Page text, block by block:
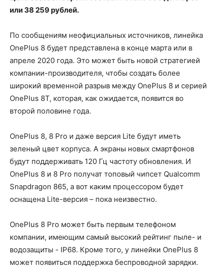
или 38 259 рублей.
По сообщениям неофициальных источников, линейка
OnePlus 8 будет представлена в конце марта или в
апреле 2020 года. Это может быть новой стратегией
компании-производителя, чтобы создать более
широкий временной разрыв между OnePlus 8 и серией
OnePlus 8Т, которая, как ожидается, появится во
второй половине года.
OnePlus 8, 8 Pro и даже версия Lite будут иметь
зеленый цвет корпуса. А экраны новых смартфонов
будут поддерживать 120 Гц частоту обновления. И
OnePlus 8 и 8 Pro получат топовый чипсет Qualcomm
Snapdragon 865, а вот каким процессором будет
оснащена Lite-версия – пока неизвестно.
OnePlus 8 Pro может быть первым телефоном
компании, имеющим самый высокий рейтинг пыле- и
водозащиты - IP68. Кроме того, у линейки OnePlus 8
может появиться поддержка беспроводной зарядки.